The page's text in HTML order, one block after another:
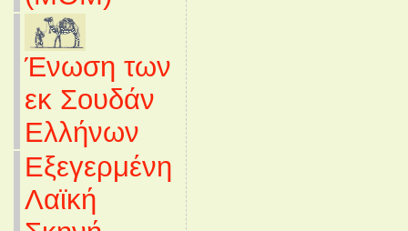
Ένωση των
εκ Σουδάν
Ελλήνων
Εξεγερμένη
Λαϊκή